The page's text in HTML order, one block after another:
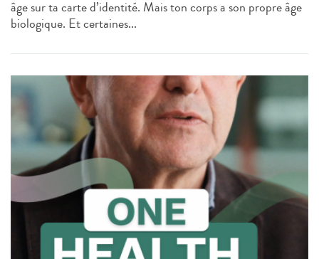
âge sur ta carte d’identité. Mais ton corps a son propre âge
biologique. Et certaines...